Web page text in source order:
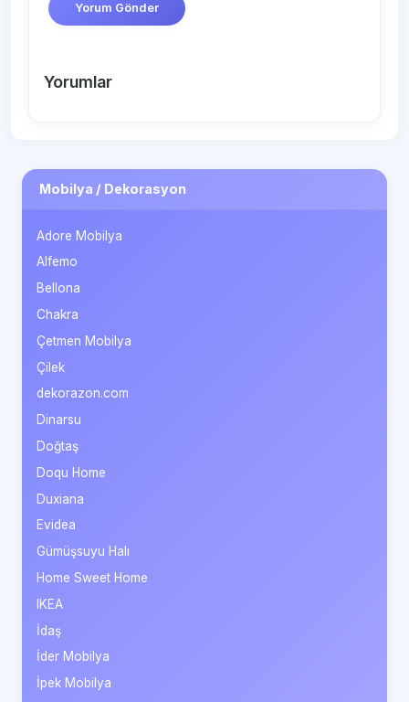
Yorum Gönder
Yorumlar
Mobilya / Dekorasyon
Adore Mobilya
Alfemo
Bellona
Chakra
Çetmen Mobilya
Çilek
dekorazon.com
Dinarsu
Doğtaş
Doqu Home
Duxiana
Evidea
Gümüşsuyu Halı
Home Sweet Home
IKEA
İdaş
İder Mobilya
İpek Mobilya